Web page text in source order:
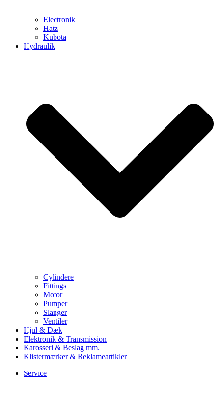
Electronik
Hatz
Kubota
Hydraulik
Cylindere
Fittings
Motor
Pumper
Slanger
Ventiler
Hjul & Dæk
Elektronik & Transmission
Karosseri & Beslag mm.
Klistermærker & Reklameartikler
Service